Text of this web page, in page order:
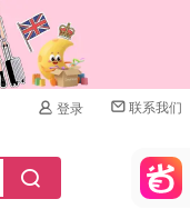
登录 联系我们